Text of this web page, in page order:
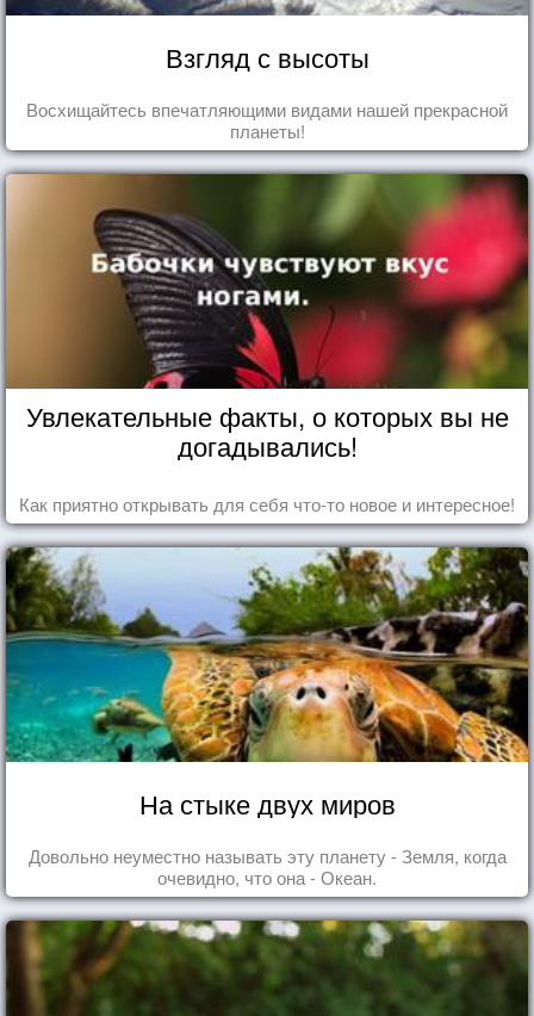
Взгляд с высоты
Восхищайтесь впечатляющими видами нашей прекрасной
планеты!
Увлекательные факты, о которых вы не
догадывались!
Как приятно открывать для себя что-то новое и интересное!
На стыке двух миров
Довольно неуместно называть эту планету - Земля, когда
очевидно, что она - Океан.